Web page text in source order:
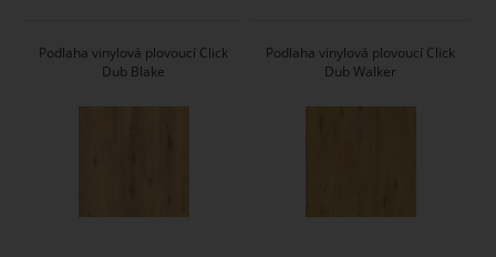
Podlaha vinylová plovoucí Click
Dub Blake
Podlaha vinylová plovoucí Click
Dub Walker